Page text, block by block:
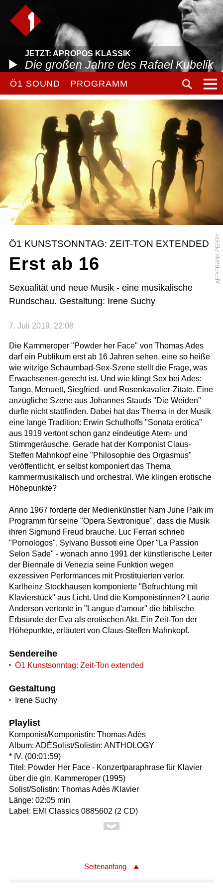
JETZT: APROPOS KLASSIK
Die großen Jahre des Rafael Kubelik
Ö1 SOUND PROGRAMM
AFP/FRANK PERRY
Ö1 KUNSTSONNTAG: ZEIT-TON EXTENDED
Erst ab 16
Sexualität und neue Musik - eine musikalische
Rundschau. Gestaltung: Irene Suchy
7. Juli 2019, 22:08
Die Kammeroper "Powder her Face" von Thomas Ades
darf ein Publikum erst ab 16 Jahren sehen, eine so heiße
wie witzige Schaumbad-Sex-Szene stellt die Frage, was
Erwachsenen-gerecht ist. Und wie klingt Sex bei Ades:
Tango, Menuett, Siegfried- und Rosenkavalier-Zitate. Eine
anzügliche Szene aus Johannes Stauds "Die Weiden"
durfte nicht stattfinden. Dabei hat das Thema in der Musik
eine lange Tradition: Erwin Schulhoffs "Sonata erotica"
aus 1919 vertont schon ganz eindeutige Atem- und
Stimmgeräusche. Gerade hat der Komponist Claus-
Steffen Mahnkopf eine "Philosophie des Orgasmus"
veröffentlicht, er selbst komponiert das Thema
kammermusikalisch und orchestral. Wie klingen erotische
Höhepunkte?
Anno 1967 forderte der Medienkünstler Nam June Paik im
Programm für seine "Opera Sextronique", dass die Musik
ihren Sigmund Freud brauche. Luc Ferrari schrieb
"Pornologos", Sylvano Bussoti eine Oper "La Passion
Selon Sade" - wonach anno 1991 der künstlerische Leiter
der Biennale di Venezia seine Funktion wegen
exzessiven Performances mit Prostituierten verlor.
Karlheinz Stockhausen komponierte "Befruchtung mit
Klavierstück" aus Licht. Und die Komponistinnen? Laurie
Anderson vertonte in "Langue d'amour" die biblische
Erbsünde der Eva als erotischen Akt. Ein Zeit-Ton der
Höhepunkte, erläutert von Claus-Steffen Mahnkopf.
Sendereihe
Ö1 Kunstsonntag: Zeit-Ton extended
Gestaltung
Irene Suchy
Playlist
Komponist/Komponistin: Thomas Adès
Album: ADÈSolist/Solistin: ANTHOLOGY
* IV. (00:01:59)
Titel: Powder Her Face - Konzertparaphrase für Klavier
über die gln. Kammeroper (1995)
Solist/Solistin: Thomas Adès /Klavier
Länge: 02:05 min
Label: EMI Classics 0885602 (2 CD)
Komponist/Komponistin: Thomas Adès
Titel: Powder Her Face - Konzertparaphrase für Klavier
Seitenanfang